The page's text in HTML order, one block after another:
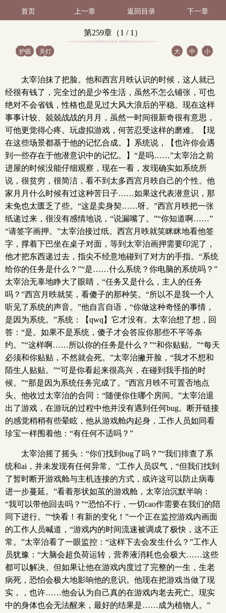
首页 上一章 返回目录 下一章
第259章（1 / 1）
护眼 关灯 大 中 小
太宰治抹了把脸。他和西宫月昳认识的时候，这人就已
经很有钱了，完全过的是少爷生活，虽然不怎么铺张，可也
绝对不会省钱，性格也是见过大风大浪后的平稳。现在这样
事事计较、兢兢战战的月月，虽然一时间很新奇很有意思，
可他更觉得心疼。玩虚拟游戏，何苦忍受这样的磨难。【现
在这些场景都基于他的记忆合成。】系统说，【也许你会遇
到一些存在于他潜意识中的记忆。】“是吗……”太宰治之前
进屋的时候没能仔细观察，现在一看，发现确实如系统所
说，很贫穷，很简洁，看不到太多西宫月昳自己的个性。他
家月月什么时候有过这种苦日子……如果这代表潜意识，那
未免也太匮乏了些。“这是卖身契……呀。”西宫月昳把一张
纸递过来，很没有感情地说，“说漏嘴了。”“你知道啊……”
“请签字画押。”太宰治接过纸。西宫月昳就笑眯眯地看他签
字，撑着下巴坐在桌子对面，等到太宰治画押需要印泥了，
他才把东西递过去，指尖不经意地碰到了对方的手指。“系统
给你的任务是什么？”“是……什么系统？你电脑的系统吗？”
太宰治无辜地睁大了眼睛，“任务又是什么，主人的任务
吗？”西宫月昳就笑，看傻子的那种笑。“所以不是我一个人
听见了系统的声音。”他自言自语，“你做这种奇怪的事情，
是因为系统。”系统：【qwq】它才没有。太宰治想了想，回
答：“是。如果不是系统，傻子才会答应你那些不平等条
约。”“这样啊……所以你的任务是什么？”“和你贴贴。”“每天
必须和你贴贴，不然就会死。”太宰治撇开脸，“我才不想和
陌生人贴贴。”“可是你看起来很高兴，在碰到我手指的时
候。”“那是因为系统任务完成了。”西宫月昳不可置否地点
头。他收过太宰治的合同：“随便你住哪个房间。”太宰治退
出了游戏，在游玩的过程中他并没有遇到任何bug。断开链接
的感觉稍稍有些晕眩，他从游戏舱内起身，工作人员如同看
珍宝一样围着他：“有任何不适吗？”
太宰治摇了摇头：“你们找到bug了吗？”“我们排查了系
统和ai，并未发现有任何异常。”工作人员叹气，“但我们找到
了暂时断开游戏舱与主机连接的方式，或许这可以防止病毒
进一步蔓延。”看着形状如茧的游戏舱，太宰治沉默半响：
“我可以带他回去吗？”“恐怕不行，一切cao作需要在我们的陪
同下进行。”“快看！有新的变化！”一个正在监控游戏内画面
的工作人员喊道，“游戏内的时间流速被调成了极快，这不正
常。”太宰治看了一眼监控：“这样下去会发生什么？”工作人
员犹豫：“大脑会超负荷运转，营养液消耗也会极大……这些
都可以解决。但如果让他在游戏内度过了完整的一生，生老
病死，恐怕会极大地影响他的意识。他现在把游戏当做了现
实，，也许……他会认为自己真的在游戏内老去死亡。现实
中的身体也会无法醒来，最好的结果是……成为植物人。”